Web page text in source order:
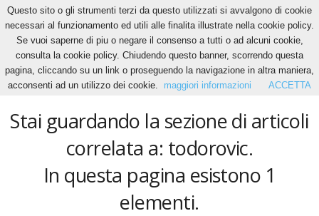
Home Tags Todorovic
todorovic
Stai guardando la sezione di articoli
correlata a: todorovic.
In questa pagina esistono 1
elementi.
Questo sito o gli strumenti terzi da questo utilizzati si avvalgono di cookie
necessari al funzionamento ed utili alle finalita illustrate nella cookie policy.
Se vuoi saperne di piu o negare il consenso a tutti o ad alcuni cookie,
consulta la cookie policy. Chiudendo questo banner, scorrendo questa
pagina, cliccando su un link o proseguendo la navigazione in altra maniera,
acconsenti ad un utilizzo dei cookie.
maggiori informazioni ACCETTA